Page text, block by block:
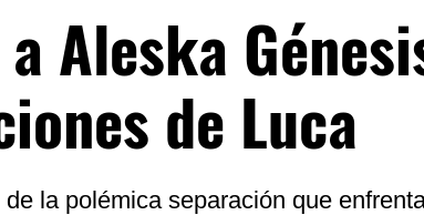
Aleska
de Luca
la polémica separación que